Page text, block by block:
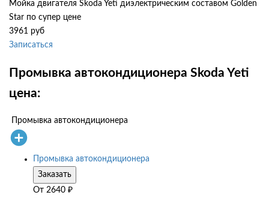
Мойка двигателя Skoda Yeti диэлектрическим составом Golden
Star по супер цене
3961 руб
Записаться
Промывка автокондиционера Skoda Yeti
цена:
Промывка автокондиционера
Промывка автокондиционера
Заказать
От 2640 ₽